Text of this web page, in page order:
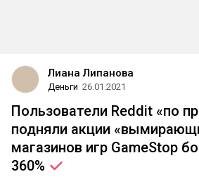
Лиана Липанова
Деньги 26.01.2021
Пользователи Reddit «по
подняли акции
магазинов игр GameStop
360%